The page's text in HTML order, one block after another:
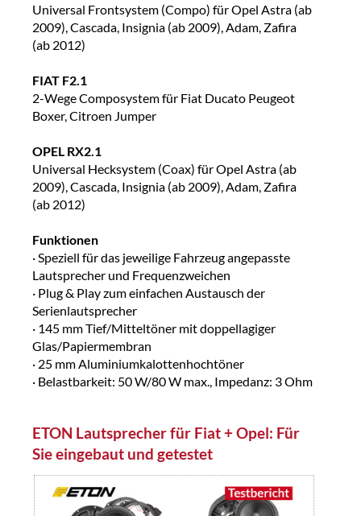
Universal Frontsystem (Compo) für Opel Astra (ab
2009), Cascada, Insignia (ab 2009), Adam, Zafira
(ab 2012)
FIAT F2.1
2-Wege Composystem für Fiat Ducato Peugeot
Boxer, Citroen Jumper
OPEL RX2.1
Universal Hecksystem (Coax) für Opel Astra (ab
2009), Cascada, Insignia (ab 2009), Adam, Zafira
(ab 2012)
Funktionen
· Speziell für das jeweilige Fahrzeug angepasste
Lautsprecher und Frequenzweichen
· Plug & Play zum einfachen Austausch der
Serienlautsprecher
· 145 mm Tief/Mitteltöner mit doppellagiger
Glas/Papiermembran
· 25 mm Aluminiumkalottenhochtöner
· Belastbarkeit: 50 W/80 W max., Impedanz: 3 Ohm
ETON Lautsprecher für Fiat + Opel: Für
Sie eingebaut und getestet